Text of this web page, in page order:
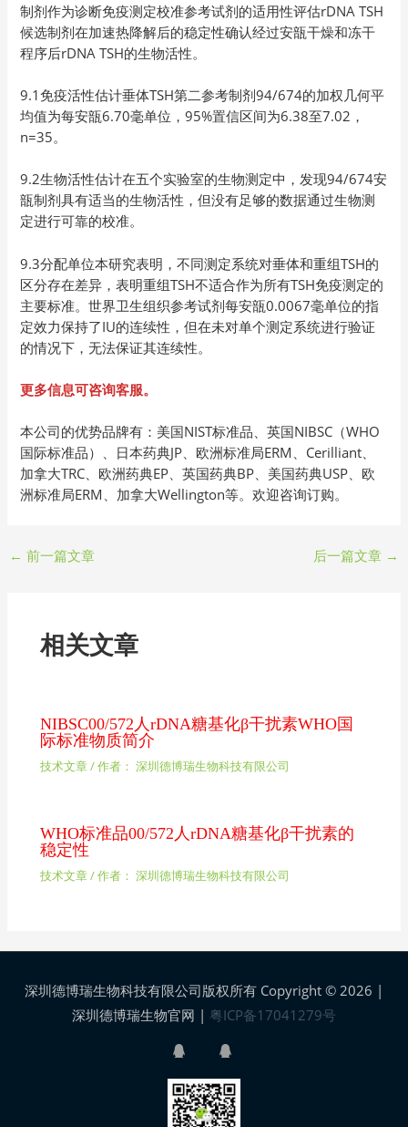
制剂作为诊断免疫测定校准参考试剂的适用性评估rDNA TSH
候选制剂在加速热降解后的稳定性确认经过安瓿干燥和冻干
程序后rDNA TSH的生物活性。
9.1免疫活性估计垂体TSH第二参考制剂94/674的加权几何平
均值为每安瓿6.70毫单位，95%置信区间为6.38至7.02，
n=35。
9.2生物活性估计在五个实验室的生物测定中，发现94/674安
瓿制剂具有适当的生物活性，但没有足够的数据通过生物测
定进行可靠的校准。
9.3分配单位本研究表明，不同测定系统对垂体和重组TSH的
区分存在差异，表明重组TSH不适合作为所有TSH免疫测定的
主要标准。世界卫生组织参考试剂每安瓿0.0067毫单位的指
定效力保持了IU的连续性，但在未对单个测定系统进行验证
的情况下，无法保证其连续性。
更多信息可咨询客服。
本公司的优势品牌有：美国NIST标准品、英国NIBSC（WHO
国际标准品）、日本药典JP、欧洲标准局ERM、Cerilliant、
加拿大TRC、欧洲药典EP、英国药典BP、美国药典USP、欧
洲标准局ERM、加拿大Wellington等。欢迎咨询订购。
← 前一篇文章 后一篇文章 →
相关文章
NIBSC00/572人rDNA糖基化β干扰素WHO国
际标准物质简介
技术文章/ 作者： 深圳德博瑞生物科技有限公司
WHO标准品00/572人rDNA糖基化β干扰素的
稳定性
技术文章/ 作者： 深圳德博瑞生物科技有限公司
深圳德博瑞生物科技有限公司版权所有 Copyright © 2026 |
深圳德博瑞生物官网 | 粤ICP备17041279号